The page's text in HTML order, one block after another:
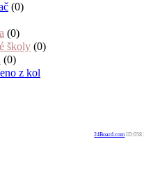
(0)
(0)
školy (0)
(0)
z kol